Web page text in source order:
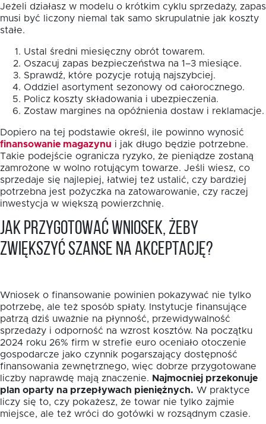
Jeżeli działasz w modelu o krótkim cyklu sprzedaży, zapas
musi być liczony niemal tak samo skrupulatnie jak koszty
stałe.
Ustal średni miesięczny obrót towarem.
Oszacuj zapas bezpieczeństwa na 1–3 miesiące.
Sprawdź, które pozycje rotują najszybciej.
Oddziel asortyment sezonowy od całorocznego.
Policz koszty składowania i ubezpieczenia.
Zostaw margines na opóźnienia dostaw i reklamacje.
Dopiero na tej podstawie określ, ile powinno wynosić
finansowanie magazynu i jak długo będzie potrzebne.
Takie podejście ogranicza ryzyko, że pieniądze zostaną
zamrożone w wolno rotującym towarze. Jeśli wiesz, co
sprzedaje się najlepiej, łatwiej też ustalić, czy bardziej
potrzebna jest pożyczka na zatowarowanie, czy raczej
inwestycja w większą powierzchnię.
Jak przygotować wniosek, żeby
zwiększyć szanse na akceptację?
Wniosek o finansowanie powinien pokazywać nie tylko
potrzebę, ale też sposób spłaty. Instytucje finansujące
patrzą dziś uważnie na płynność, przewidywalność
sprzedaży i odporność na wzrost kosztów. Na początku
2024 roku 26% firm w strefie euro oceniało otoczenie
gospodarcze jako czynnik pogarszający dostępność
finansowania zewnętrznego, więc dobrze przygotowane
liczby naprawdę mają znaczenie. Najmocniej przekonuje
plan oparty na przepływach pieniężnych. W praktyce
liczy się to, czy pokażesz, że towar nie tylko zajmie
miejsce, ale też wróci do gotówki w rozsądnym czasie.